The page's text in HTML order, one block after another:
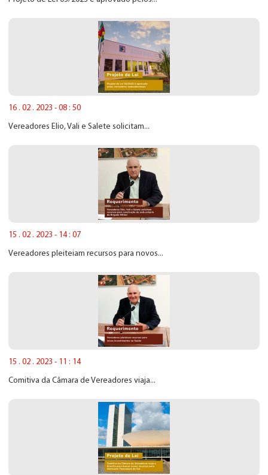
16 . 02 . 2023 - 08 : 50
Vereadores Elio, Vali e Salete solicitam...
15 . 02 . 2023 - 14 : 07
Vereadores pleiteiam recursos para novos...
15 . 02 . 2023 - 11 : 14
Comitiva da Câmara de Vereadores viaja...